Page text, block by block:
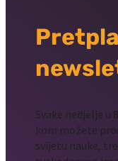
Svake nedjelje u
kom možete
svijetu nauke,